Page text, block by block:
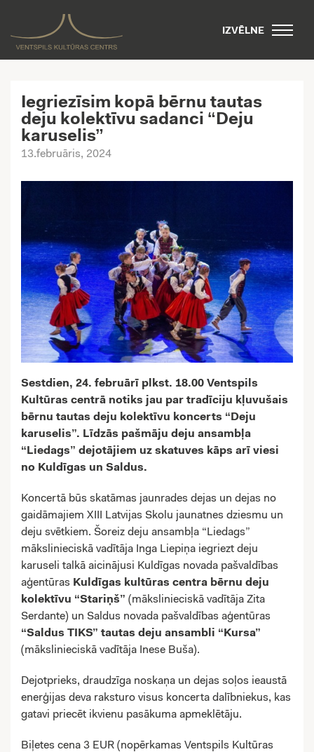
IZVĒLNE
Iegriezīsim kopā bērnu tautas
deju kolektīvu sadanci “Deju
karuselis”
13.februāris, 2024
Sestdien, 24. februārī plkst. 18.00 Ventspils
Kultūras centrā notiks jau par tradīciju kļuvušais
bērnu tautas deju kolektīvu koncerts “Deju
karuselis”. Līdzās pašmāju deju ansambļa
“Liedags” dejotājiem uz skatuves kāps arī viesi
no Kuldīgas un Saldus.
Koncertā būs skatāmas jaunrades dejas un dejas no
gaidāmajiem XIII Latvijas Skolu jaunatnes dziesmu un
deju svētkiem. Šoreiz deju ansambļa “Liedags”
mākslinieciskā vadītāja Inga Liepiņa iegriezt deju
karuseli talkā aicinājusi Kuldīgas novada pašvaldības
aģentūras Kuldīgas kultūras centra bērnu deju
kolektīvu “Stariņš” (mākslinieciskā vadītāja Zita
Serdante) un Saldus novada pašvaldības aģentūras
“Saldus TIKS” tautas deju ansambli “Kursa”
(mākslinieciskā vadītāja Inese Buša).
Dejotprieks, draudzīga noskaņa un dejas soļos ieaustā
enerģijas deva raksturo visus koncerta dalībniekus, kas
gatavi priecēt ikvienu pasākuma apmeklētāju.
Biļetes cena 3 EUR (nopērkamas Ventspils Kultūras